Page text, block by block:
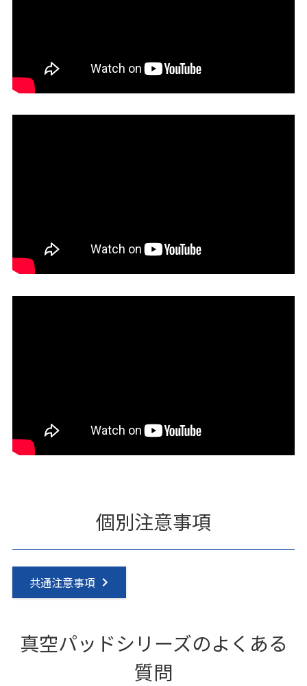
個別注意事項
共通注意事項
真空パッドシリーズのよくある
質問